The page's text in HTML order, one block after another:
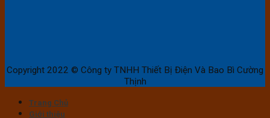
Copyright 2022 © Công ty TNHH Thiết Bị Điện Và Bao Bì Cường
Thịnh
Trang Chủ
Giới thiệu